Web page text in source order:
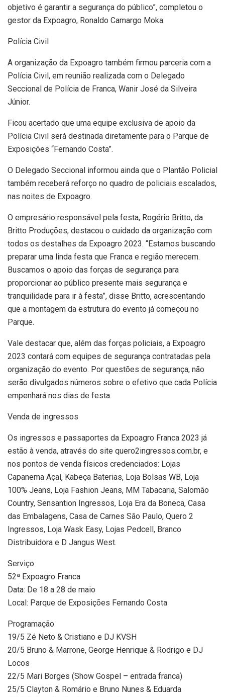
objetivo é garantir a segurança do público”, completou o
gestor da Expoagro, Ronaldo Camargo Moka.
Polícia Civil
A organização da Expoagro também firmou parceria com a
Polícia Civil, em reunião realizada com o Delegado
Seccional de Polícia de Franca, Wanir José da Silveira
Júnior.
Ficou acertado que uma equipe exclusiva de apoio da
Polícia Civil será destinada diretamente para o Parque de
Exposições “Fernando Costa”.
O Delegado Seccional informou ainda que o Plantão Policial
também receberá reforço no quadro de policiais escalados,
nas noites de Expoagro.
O empresário responsável pela festa, Rogério Britto, da
Britto Produções, destacou o cuidado da organização com
todos os destalhes da Expoagro 2023. “Estamos buscando
preparar uma linda festa que Franca e região merecem.
Buscamos o apoio das forças de segurança para
proporcionar ao público presente mais segurança e
tranquilidade para ir à festa”, disse Britto, acrescentando
que a montagem da estrutura do evento já começou no
Parque.
Vale destacar que, além das forças policiais, a Expoagro
2023 contará com equipes de segurança contratadas pela
organização do evento. Por questões de segurança, não
serão divulgados números sobre o efetivo que cada Polícia
empenhará nos dias de festa.
Venda de ingressos
Os ingressos e passaportes da Expoagro Franca 2023 já
estão à venda, através do site quero2ingressos.com.br, e
nos pontos de venda físicos credenciados: Lojas
Capanema Açaí, Kabeça Baterias, Loja Bolsas WB, Loja
100% Jeans, Loja Fashion Jeans, MM Tabacaria, Salomão
Country, Sensantion Ingressos, Loja Era da Boneca, Casa
das Embalagens, Casa de Carnes São Paulo, Quero 2
Ingressos, Loja Wask Easy, Lojas Pedcell, Branco
Distribuidora e D Jangus West.
Serviço
52ª Expoagro Franca
Data: De 18 a 28 de maio
Local: Parque de Exposições Fernando Costa
Programação
19/5 Zé Neto & Cristiano e DJ KVSH
20/5 Bruno & Marrone, George Henrique & Rodrigo e DJ
Locos
22/5 Mari Borges (Show Gospel – entrada franca)
25/5 Clayton & Romário e Bruno Nunes & Eduarda